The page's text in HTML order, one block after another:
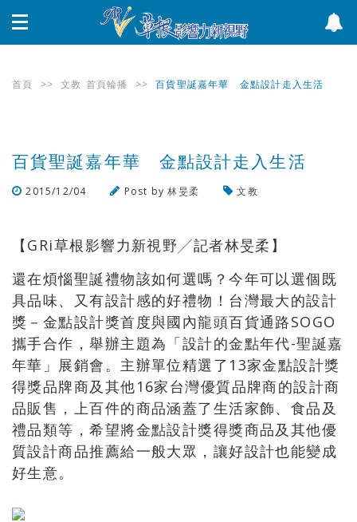
首頁 >> 文教 首頁輪播 >> 百貨聖誕嘉年華 金點設計走入生活
百貨聖誕嘉年華 金點設計走入生活
2015/12/04 Post by林旻柔
文教
【GRi草根影響力新視野╱記者林旻柔】
還在煩惱聖誕禮物該如何選嗎？今年可以選個既
具品味、又有設計感的好禮物！台灣最大的設計
獎－金點設計獎首度與國內龍頭百貨通路SOGO
攜手合作，舉辦主題為「設計的金點年代-聖誕嘉
年華」展銷會。主辦單位精選了13家金點設計獎
得獎品牌商及其他16家台灣優質品牌商的設計商
品販售，上百件的商品涵蓋了生活家飾、食品及
禮品類等，希望將金點設計獎得獎商品及其他優
質設計商品推薦給一般大眾，讓好設計也能變成
好生意。